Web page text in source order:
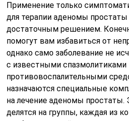
Применение только
для терапии аденомы простаты
достаточным решением.
помогут вам избавиться от
однако само заболевание не
с известными спазмолитиками
противовоспалительными
назначаются специальные
на лечение аденомы простаты.
делятся на группы, каждая из